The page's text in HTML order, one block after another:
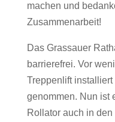
machen und
Zusammenarbeit!
Das Grassauer
barrierefrei. Vor
Treppenlift
genommen. Nun ist
Rollator auch in